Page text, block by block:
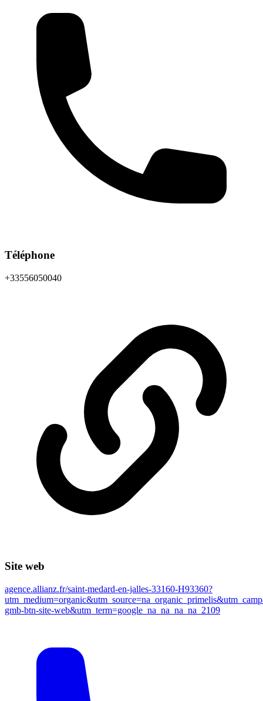
Téléphone
+33556050040
Site web
agence.allianz.fr/saint-medard-en-jalles-33160-H93360?
gmb-btn-site-web&utm_term=google_na_na_na_na_2109